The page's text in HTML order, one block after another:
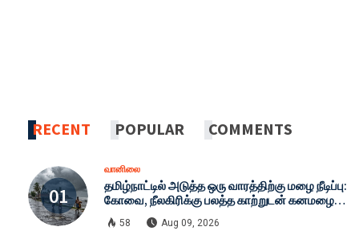
RECENT POPULAR COMMENTS
வானிலை
தமிழ்நாட்டில் அடுத்த ஒரு வாரத்திற்கு மழை நீடிப்பு:
கோவை, நீலகிரிக்கு பலத்த காற்றுடன் கனமழை
எச்சரிக்கை - இன்றைய முழு வானிலை நிலவரம்!
58 Aug 09, 2026